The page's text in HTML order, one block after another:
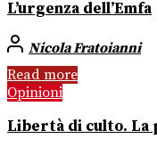
L’urgenza dell’Emfa
Nicola Fratoianni
Read more
Opinioni
Libertà di culto. La